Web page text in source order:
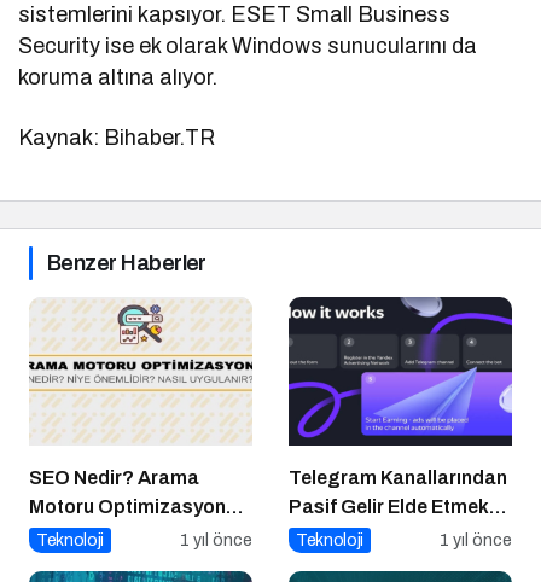
sistemlerini kapsıyor. ESET Small Business
Security ise ek olarak Windows sunucularını da
koruma altına alıyor.
Kaynak: Bihaber.TR
Benzer Haberler
SEO Nedir? Arama
Motoru Optimizasyonu
Nasıl Yapılır?
Teknoloji 1 yıl önce
Telegram Kanallarından
Pasif Gelir Elde Etmek
Artık Mümkün
Teknoloji 1 yıl önce